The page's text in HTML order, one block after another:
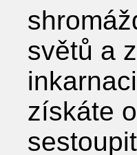
světů a
získáte